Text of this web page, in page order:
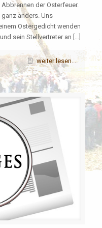
der Osterfeuer.
anders. Uns
Ostergedicht wenden
sein Stellvertreter an […]
weiter lesen....